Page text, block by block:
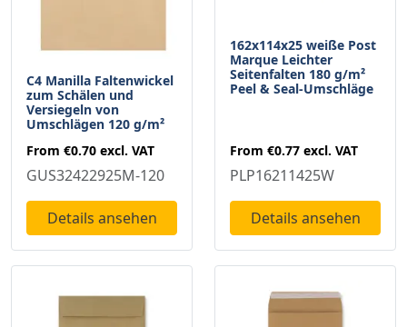
C4 Manilla Faltenwickel
zum Schälen und
Versiegeln von
Umschlägen 120 g/m²
From €0.70 excl. VAT
GUS32422925M-120
Details ansehen
162x114x25 weiße Post
Marque Leichter
Seitenfalten 180 g/m²
Peel & Seal-Umschläge
From €0.77 excl. VAT
PLP16211425W
Details ansehen